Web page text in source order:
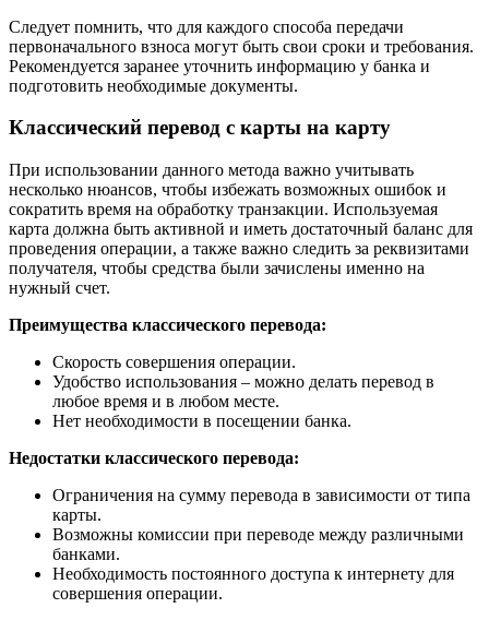
Следует помнить, что для каждого способа передачи
первоначального взноса могут быть свои сроки и требования.
Рекомендуется заранее уточнить информацию у банка и
подготовить необходимые документы.
Классический перевод с карты на карту
При использовании данного метода важно учитывать
несколько нюансов, чтобы избежать возможных ошибок и
сократить время на обработку транзакции. Используемая
карта должна быть активной и иметь достаточный баланс для
проведения операции, а также важно следить за реквизитами
получателя, чтобы средства были зачислены именно на
нужный счет.
Преимущества классического перевода:
Скорость совершения операции.
Удобство использования – можно делать перевод в
любое время и в любом месте.
Нет необходимости в посещении банка.
Недостатки классического перевода:
Ограничения на сумму перевода в зависимости от типа
карты.
Возможны комиссии при переводе между различными
банками.
Необходимость постоянного доступа к интернету для
совершения операции.